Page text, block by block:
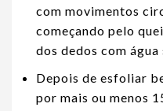
com movimentos
começando pelo
dos dedos com água
Depois de esfoliar
por mais ou menos